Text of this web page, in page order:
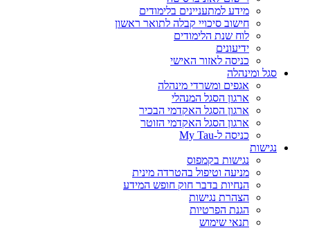
מידע למתעניינים בלימודים
חישוב סיכויי קבלה לתואר ראשון
לוח שנת הלימודים
ידיעונים
כניסה לאזור האישי
סגל ומינהלה
אגפים ומשרדי מינהלה
ארגון הסגל המנהלי
ארגון הסגל האקדמי הבכיר
ארגון הסגל האקדמי הזוטר
כניסה ל-My Tau
נגישות
נגישות בקמפוס
מניעה וטיפול בהטרדה מינית
הנחיות בדבר חוק חופש המידע
הצהרת נגישות
הגנת הפרטיות
תנאי שימוש